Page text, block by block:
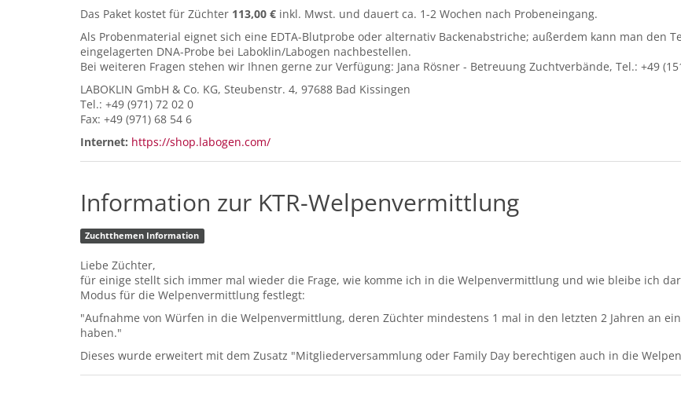
Das Paket kostet für Züchter 113,00 € inkl. Mwst. und dauert ca. 1-2 Wochen nach Probeneingang.
Als Probenmaterial eignet sich eine EDTA-Blutprobe oder alternativ Backenabstriche; außerdem kann man den
eingelagerten DNA-Probe bei Laboklin/Labogen nachbestellen.
Bei weiteren Fragen stehen wir Ihnen gerne zur Verfügung: Jana Rösner - Betreuung Zuchtverbände, Tel.: +49
LABOKLIN GmbH & Co. KG, Steubenstr. 4, 97688 Bad Kissingen
Tel.: +49 (971) 72 02 0
Fax: +49 (971) 68 54 6
Internet: https://shop.labogen.com/
Information zur KTR-Welpenvermittlung
Zuchtthemen Information
Liebe Züchter,
für einige stellt sich immer mal wieder die Frage, wie komme ich in die Welpenvermittlung und wie bleibe ich
Modus für die Welpenvermittlung festlegt:
"Aufnahme von Würfen in die Welpenvermittlung, deren Züchter mindestens 1 mal in den letzten 2 Jahren an
haben."
Dieses wurde erweitert mit dem Zusatz "Mitgliederversammlung oder Family Day berechtigen auch in die